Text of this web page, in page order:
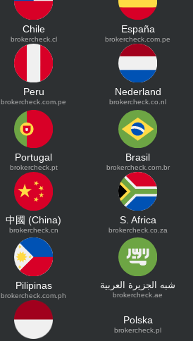
Chile
brokercheck.cl
España
brokercheck.com.pe
Peru
brokercheck.com.pe
Nederland
brokercheck.co.nl
Portugal
brokercheck.pt
Brasil
brokercheck.com.br
中國 (China)
brokercheck.cn
S. Africa
brokercheck.co.za
Pilipinas
brokercheck.com.ph
شبه الجزيرة العربية
brokercheck.ae
Polska
brokercheck.pl